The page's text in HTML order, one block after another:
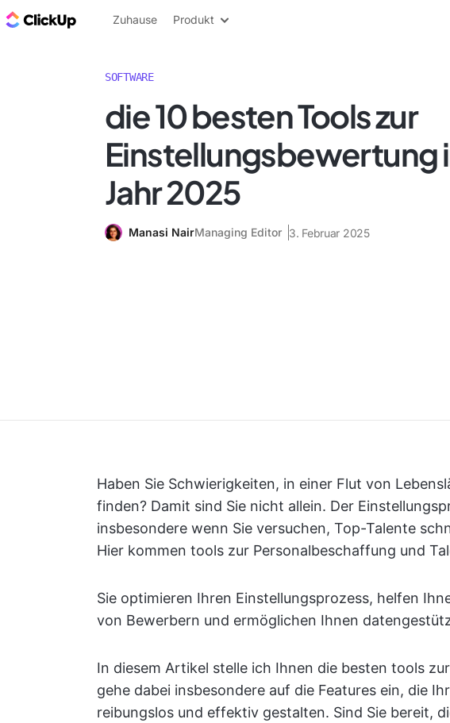
ClickUp Blog
Zuhause Produkt
SOFTWARE
die 10 besten Tools zur
Einstellungsbewertung
Jahr 2025
Manasi NairManaging Editor 3. Februar 2025
Haben Sie Schwierigkeiten, in einer Flut von
finden? Damit sind Sie nicht allein. Der
insbesondere wenn Sie versuchen, Top-Talente
Hier kommen tools zur Personalbeschaffung und
Sie optimieren Ihren Einstellungsprozess, helfen
von Bewerbern und ermöglichen Ihnen
In diesem Artikel stelle ich Ihnen die besten tools
gehe dabei insbesondere auf die Features ein, die
reibungslos und effektiv gestalten. Sind Sie bereit,